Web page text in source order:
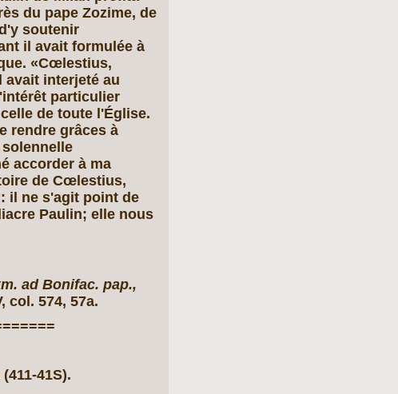
du pape Zozime, de
soutenir
il avait formulée à
«Cœlestius,
avait interjeté au
particulier
de toute l'Église.
rendre grâces à
accorder à ma
de Cœlestius,
il ne s'agit point de
Paulin; elle nous
ad Bonifac. pap.,
col. 574, 57a.
41S).